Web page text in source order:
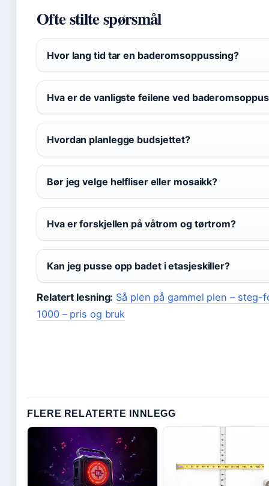
Ofte stilte spørsmål
Hvor lang tid tar en baderomsoppussing?
Hva er de vanligste feilene ved
Hvordan planlegge budsjettet?
Bør jeg velge helfliser eller mosaikk?
Hva er forskjellen på våtrom og tørtrom?
Kan jeg pusse opp badet i etasjeskiller?
Relatert lesning: Så plen på gammel plen – steg-
1000 – pris og bruk
FLERE RELATERTE INNLEGG